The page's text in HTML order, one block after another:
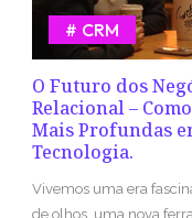
O Futuro dos
Relacional –
Mais Profundas
Tecnologia.
CRM
Vivemos uma era
de olhos, uma nova